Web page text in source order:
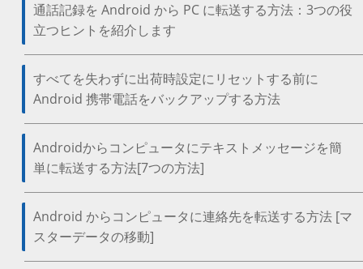
通話記録を Android から PC に転送する方法：3つの役
立つヒントを紹介します
すべてを失わずに出荷時設定にリセットする前に
Android 携帯電話をバックアップする方法
Androidからコンピュータにテキストメッセージを簡
単に転送する方法[7つの方法]
Android からコンピュータに連絡先を転送する方法 [マ
スターデータの移動]